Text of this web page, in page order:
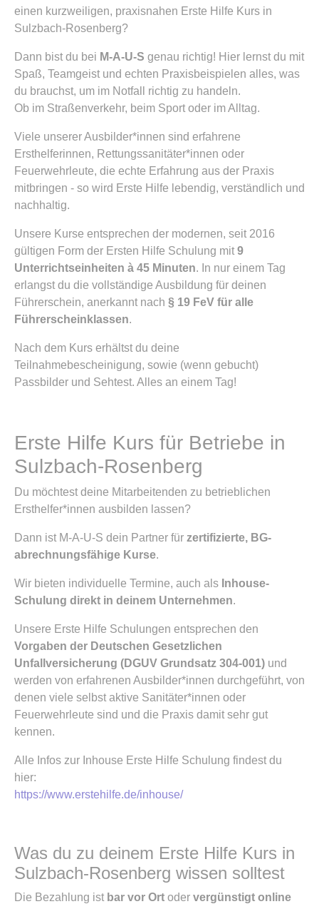
einen kurzweiligen, praxisnahen Erste Hilfe Kurs in
Sulzbach-Rosenberg?
Dann bist du bei M-A-U-S genau richtig! Hier lernst du mit
Spaß, Teamgeist und echten Praxisbeispielen alles, was
du brauchst, um im Notfall richtig zu handeln.
Ob im Straßenverkehr, beim Sport oder im Alltag.
Viele unserer Ausbilder*innen sind erfahrene
Ersthelferinnen, Rettungssanitäter*innen oder
Feuerwehrleute, die echte Erfahrung aus der Praxis
mitbringen - so wird Erste Hilfe lebendig, verständlich und
nachhaltig.
Unsere Kurse entsprechen der modernen, seit 2016
gültigen Form der Ersten Hilfe Schulung mit 9
Unterrichtseinheiten à 45 Minuten. In nur einem Tag
erlangst du die vollständige Ausbildung für deinen
Führerschein, anerkannt nach § 19 FeV für alle
Führerscheinklassen.
Nach dem Kurs erhältst du deine
Teilnahmebescheinigung, sowie (wenn gebucht)
Passbilder und Sehtest. Alles an einem Tag!
Erste Hilfe Kurs für Betriebe in
Sulzbach-Rosenberg
Du möchtest deine Mitarbeitenden zu betrieblichen
Ersthelfer*innen ausbilden lassen?
Dann ist M-A-U-S dein Partner für zertifizierte, BG-
abrechnungsfähige Kurse.
Wir bieten individuelle Termine, auch als Inhouse-
Schulung direkt in deinem Unternehmen.
Unsere Erste Hilfe Schulungen entsprechen den
Vorgaben der Deutschen Gesetzlichen
Unfallversicherung (DGUV Grundsatz 304-001) und
werden von erfahrenen Ausbilder*innen durchgeführt, von
denen viele selbst aktive Sanitäter*innen oder
Feuerwehrleute sind und die Praxis damit sehr gut
kennen.
Alle Infos zur Inhouse Erste Hilfe Schulung findest du
hier:
https://www.erstehilfe.de/inhouse/
Was du zu deinem Erste Hilfe Kurs in
Sulzbach-Rosenberg wissen solltest
Die Bezahlung ist bar vor Ort oder vergünstigt online